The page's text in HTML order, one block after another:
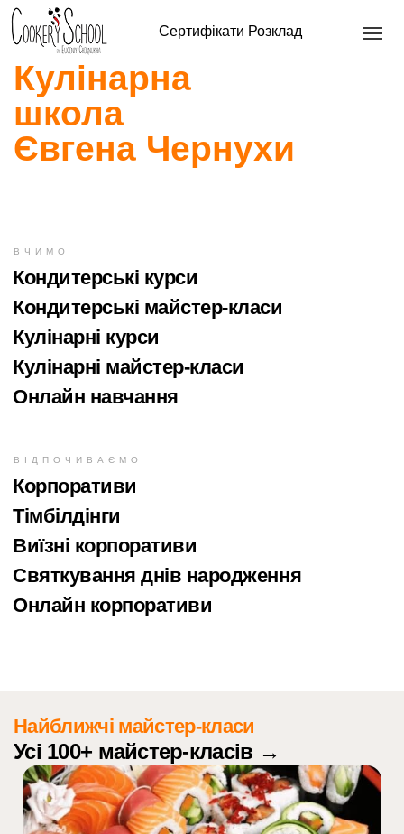
Сертифікати Розклад
Кулінарна
школа
Євгена Чернухи
ВЧИМО
Кондитерські курси
Кондитерські майстер-класи
Кулінарні курси
Кулінарні майстер-класи
Онлайн навчання
ВІДПОЧИВАЄМО
Корпоративи
Тімбілдінги
Виїзні корпоративи
Святкування днів народження
Онлайн корпоративи
Найближчі майстер-класи
Усі 100+ майстер-класів →